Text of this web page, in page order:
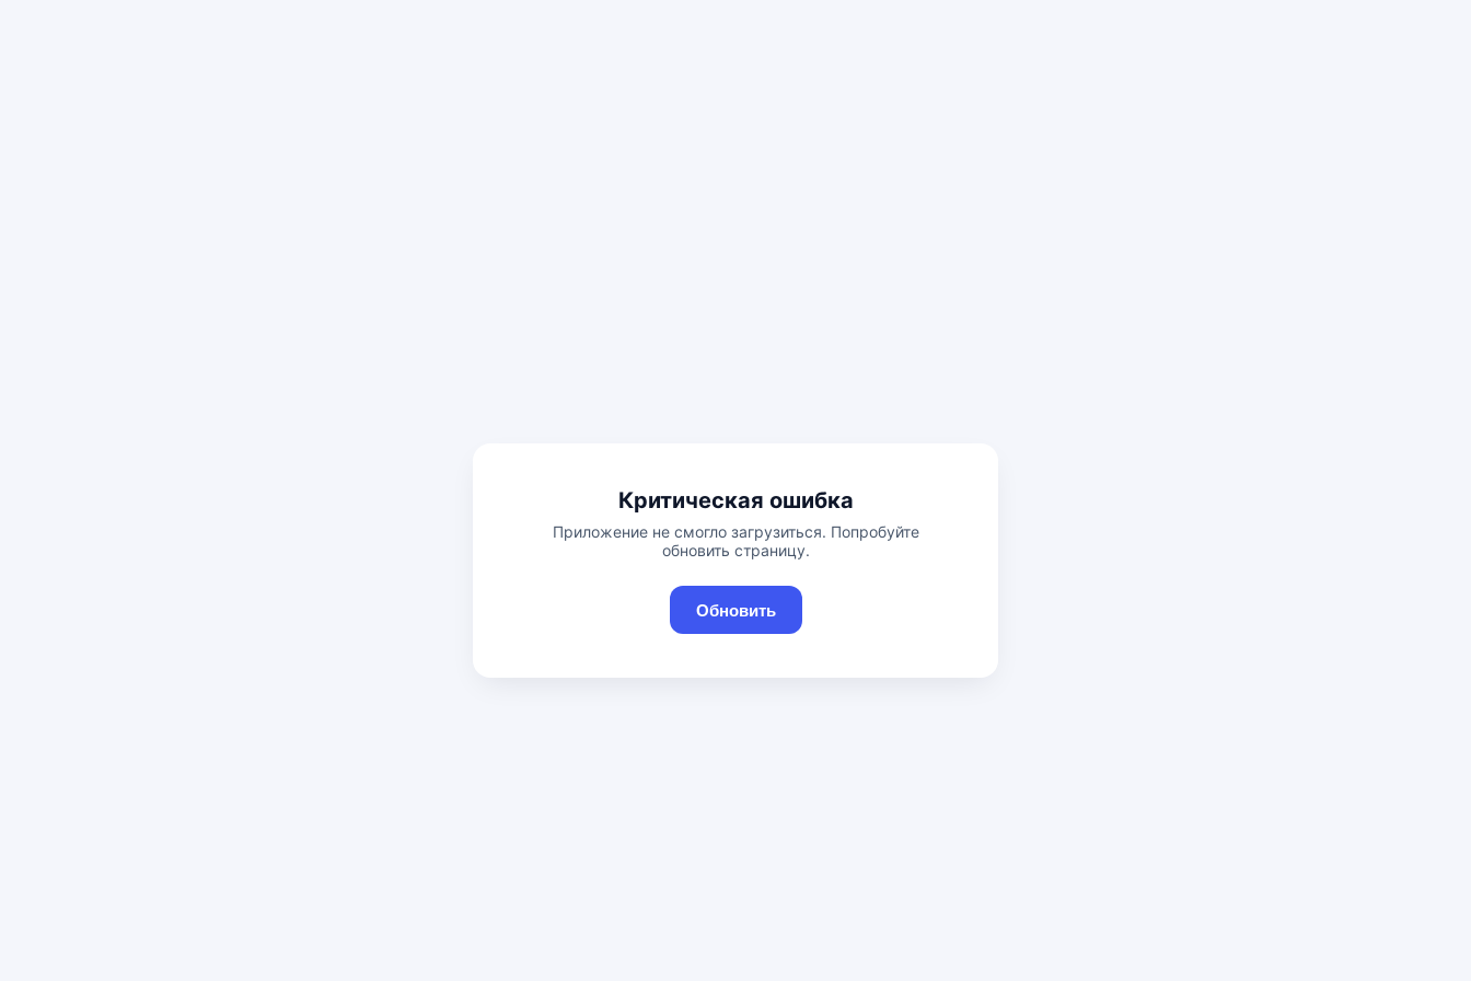
Критическая ошибка
Приложение не смогло загрузиться. Попробуйте
обновить страницу.
Обновить